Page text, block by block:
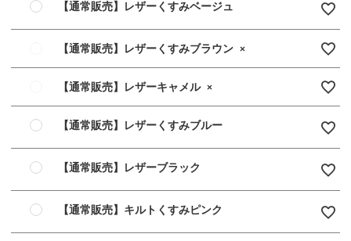
【通常販売】レザーくすみベージュ
【通常販売】レザーくすみブラウン ×
【通常販売】レザーキャメル ×
【通常販売】レザーくすみブルー
【通常販売】レザーブラック
【通常販売】キルトくすみピンク